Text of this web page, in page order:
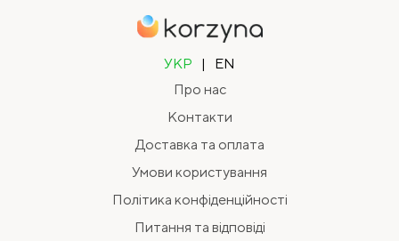
УКР |
EN
Про нас
Контакти
Доставка та оплата
Умови користування
Політика конфіденційності
Питання та відповіді